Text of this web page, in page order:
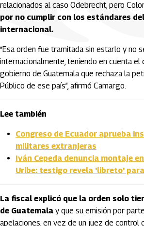
relacionados al caso Odebrecht, pero
por no cumplir con los estándares
internacional.
“Esa orden fue tramitada sin estarlo y no
internacionalmente, teniendo en cuenta el
gobierno de Guatemala que rechaza la
Público de ese país”, afirmó Camargo.
Lee también
Congreso de Ecuador aprueba
militares extranjeras
Iván Cepeda denuncia montaje
Uribe: testigo revela 'libreto'
La fiscal explicó que la orden solo
de Guatemala y que su emisión por
apelaciones, en vez de un juez de control